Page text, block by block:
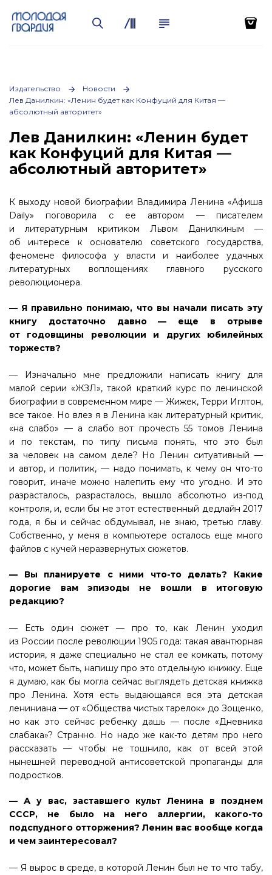
Издательство
Новости
Лев Данилкин: «Ленин будет как Конфуций для Китая —
абсолютный авторитет»
Лев Данилкин: «Ленин будет
как Конфуций для Китая —
абсолютный авторитет»
К выходу новой биографии Владимира Ленина «Афиша
Daily» поговорила с ее автором — писателем
и литературным критиком Львом Данилкиным —
об интересе к основателю советского государства,
феномене философа у власти и наиболее удачных
литературных воплощениях главного русского
революционера.
— Я правильно понимаю, что вы начали писать эту
книгу достаточно давно — еще в отрыве
от годовщины революции и других юбилейных
торжеств?
— Изначально мне предложили написать книгу для
малой серии «ЖЗЛ», такой краткий курс по ленинской
биографии в современном мире — Жижек, Терри Иглтон,
все такое. Но влез я в Ленина как литературный критик,
«на слабо» — а слабо вот прочесть 55 томов Ленина
и по текстам, по типу письма понять, что это был
за человек на самом деле? Но Ленин ситуативный —
и автор, и политик, — надо понимать, к чему он что-то
говорит, иначе можно налепить ему что угодно. И это
разрасталось, разрасталось, вышло абсолютно из-под
контроля, и, если бы не этот естественный дедлайн 2017
года, я бы и сейчас обдумывал, не знаю, третью главу.
Собственно, у меня в компьютере осталось еще много
файлов с кучей неразвернутых сюжетов.
— Вы планируете с ними что-то делать? Какие
дорогие вам эпизоды не вошли в итоговую
редакцию?
— Есть один сюжет — про то, как Ленин уходил
из России после революции 1905 года: такая авантюрная
история, я даже специально не стал ее комкать, потому
что, может быть, напишу про это отдельную книжку. Еще
я думаю, как бы могла сейчас выглядеть детская книжка
про Ленина. Хотя есть выдающаяся вся эта детская
лениниана — от «Общества чистых тарелок» до Зощенко,
но как это сейчас ребенку дашь — после «Дневника
слабака»? Странно. Но надо же как-то детям про него
рассказать — чтобы не тошнило, как от всей этой
нынешней переводной антисоветской пропаганды для
подростков.
— А у вас, заставшего культ Ленина в позднем
СССР, не было на него аллергии, какого-то
подспудного отторжения? Ленин вас вообще когда
и чем заинтересовал?
— Я вырос в среде, в которой Ленин был не то что табу,